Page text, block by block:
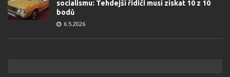
socialismu: Tehdejší řidiči musí získat 10 z 10
bodů
6.5.2026